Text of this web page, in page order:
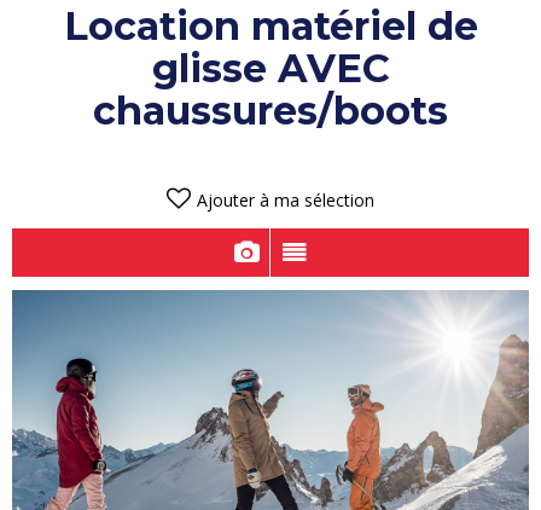
Location matériel de
glisse AVEC
chaussures/boots
Ajouter à ma sélection